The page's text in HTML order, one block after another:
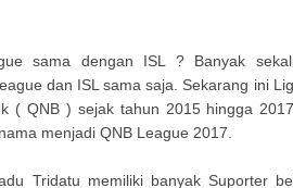
sama dengan ISL ? Banyak
dan ISL sama saja. Sekarang ini
( QNB ) sejak tahun 2015 hingga
menjadi QNB League 2017.
Tridatu memiliki banyak Suporter